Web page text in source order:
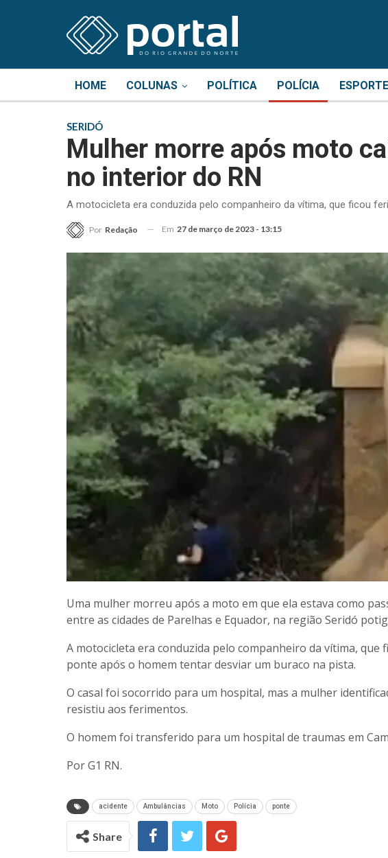
HOME COLUNAS POLÍTICA POLÍCIA ESPORTE
SERIDÓ
Mulher morre após moto
no interior do RN
A motocicleta era conduzida pelo companheiro da vítima, que ficou
Por Redação Em 27 de março de 2023 - 13:15
Uma mulher morreu após a moto em que ela estava como
entre as cidades de Parelhas e Equador, na região Seridó
A motocicleta era conduzida pelo companheiro da vítima, que
ponte após o homem tentar desviar um buraco na pista.
O casal foi socorrido para um hospital, mas a mulher
resistiu aos ferimentos.
O homem foi transferido para um hospital de traumas em
Por G1 RN.
acidente Ambulâncias Moto Polícia ponte
Share